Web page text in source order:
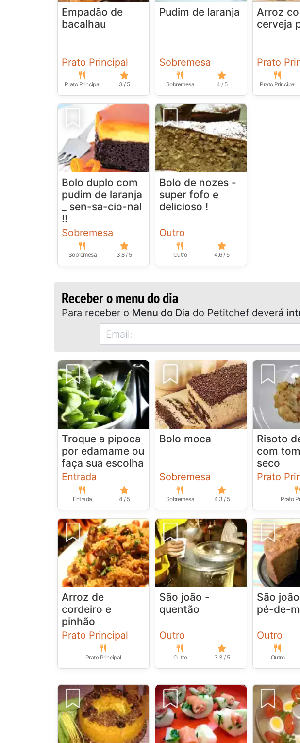
Empadão de
bacalhau
Prato Principal
Prato Principal 3 / 5
Pudim de laranja
Sobremesa
Sobremesa 4 / 5
Arroz
cerveja
Prato
Prato Principal
Bolo duplo com
pudim de laranja
_ sen-sa-cio-nal
!!
Sobremesa
Sobremesa 3.8 / 5
Bolo de nozes -
super fofo e
delicioso !
Outro
Outro 4.6 / 5
Receber o menu do dia
Para receber o Menu do Dia do Petitchef deverá
Troque a pipoca
por edamame ou
faça sua escolha
Entrada
Entrada 4 / 5
Bolo moca
Sobremesa
Sobremesa 4.3 / 5
Risoto
com
seco
Prato
Prato
Arroz de
cordeiro e
pinhão
Prato Principal
Prato Principal
São joão -
quentão
Outro
Outro 3.3 / 5
São
pé-de-
Outro
Outro